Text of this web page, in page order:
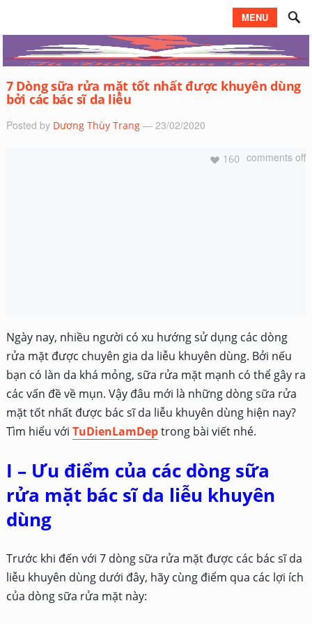
MENU
7 Dòng sữa rửa mặt tốt nhất được khuyên dùng
bởi các bác sĩ da liễu
Posted by Dương Thùy Trang — 23/02/2020
comments off
160
Ngày nay, nhiều người có xu hướng sử dụng các dòng
rửa mặt được chuyên gia da liễu khuyên dùng. Bởi nếu
bạn có làn da khá mỏng, sữa rửa mặt mạnh có thể gây ra
các vấn đề về mụn. Vậy đâu mới là những dòng sữa rửa
mặt tốt nhất được bác sĩ da liễu khuyên dùng hiện nay?
Tìm hiểu với TuDienLamDeptrong bài viết nhé.
I – Ưu điểm của các dòng sữa
rửa mặt bác sĩ da liễu khuyên
dùng
Trước khi đến với 7 dòng sữa rửa mặt được các bác sĩ da
liễu khuyên dùng dưới đây, hãy cùng điểm qua các lợi ích
của dòng sữa rửa mặt này: